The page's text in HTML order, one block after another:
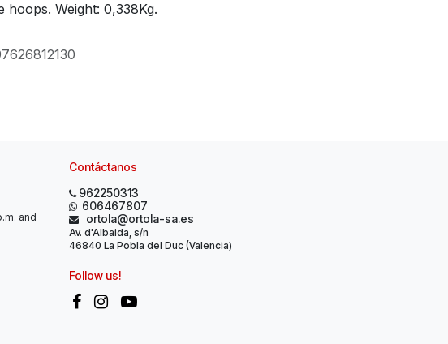
hoops. Weight: 0,338Kg.
and
Contáctanos
962250313
606467807
ortola@ortola-sa.es
Av. d'Albaida, s/n
46840 La Pobla del Duc (Valencia)
Follow us!